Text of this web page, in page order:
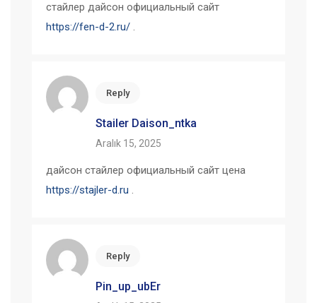
стайлер дайсон официальный сайт
https://fen-d-2.ru/ .
Reply
Stailer Daison_ntka
Aralık 15, 2025
дайсон стайлер официальный сайт цена
https://stajler-d.ru .
Reply
Pin_up_ubEr